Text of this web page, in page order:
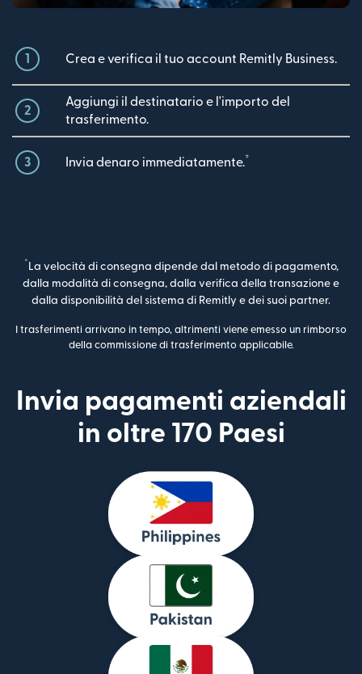
1 Crea e verifica il tuo account Remitly Business.
2
Aggiungi il destinatario e l'importo del
trasferimento.
3 Invia denaro immediatamente.*
* La velocità di consegna dipende dal metodo di pagamento,
dalla modalità di consegna, dalla verifica della transazione e
dalla disponibilità del sistema di Remitly e dei suoi partner.
I trasferimenti arrivano in tempo, altrimenti viene emesso un rimborso
della commissione di trasferimento applicabile.
Invia pagamenti aziendali
in oltre 170 Paesi